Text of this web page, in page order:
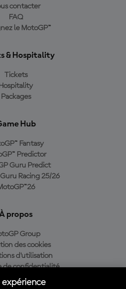
contacter
FAQ
le MotoGP™
& Hospitality
Tickets
Hospitality
Packages
Hub
Fantasy
Predictor
Guru Predict
Racing 25/26
propos
Group
des cookies
d'utilisation
de confidentialité
d’achat
expérience